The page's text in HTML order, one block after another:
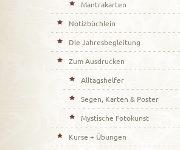
Mantrakarten
Notizbüchlein
Die Jahresbegleitung
Zum Ausdrucken
Alltagshelfer
Segen, Karten & Poster
Mystische Fotokunst
Kurse + Übungen